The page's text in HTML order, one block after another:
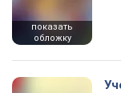
показать
обложку